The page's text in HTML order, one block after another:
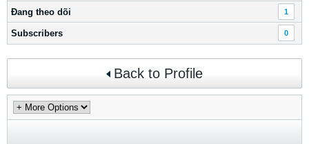
Ðang theo dõi 1
Subscribers 0
Back to Profile